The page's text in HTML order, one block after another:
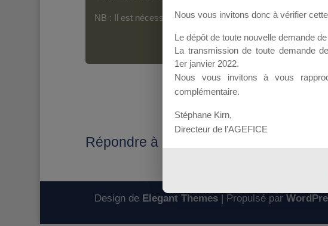
NB : Il est nécessaire d’êtreinscrit(e)pour pouvoir
Répondre à : Facturation
Design de Elegant Themes| Propulsé par
Nous vous invitons donc à vérifier
Le dépôt de toute nouvelle demande
La transmission de toute demande
1er janvier 2022.
Nous vous invitons à vous
complémentaire.
Stéphane Kirn,
Directeur de l’AGEFICE